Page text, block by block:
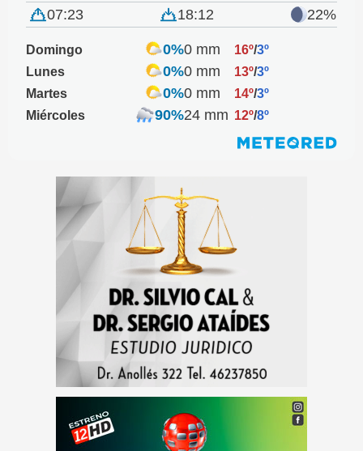
07:23 18:12 22%
Domingo 0%0 mm 16º/3º
Lunes
0%0 mm 13º/3º
Martes
0%0 mm 14º/3º
Miércoles
90%24 mm 12º/8º